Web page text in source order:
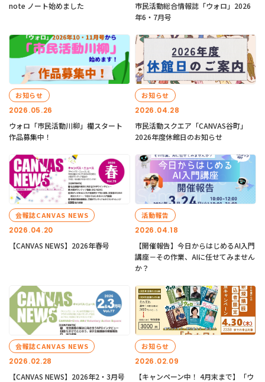
note ノート始めました
市民活動総合情報誌「ウォロ」2026
年6・7月号
2026.05.26
お知らせ
ウォロ「市民活動川柳」欄スタート
作品募集中！
2026.04.28
お知らせ
市民活動スクエア「CANVAS谷町」
2026年度休館日のお知らせ
2026.04.20
会報誌CANVAS NEWS
【CANVAS NEWS】2026年春号
2026.04.18
活動報告
【開催報告】今日からはじめるAI入門
講座－その作業、AIに任せてみません
か？
2026.02.28
会報誌CANVAS NEWS
【CANVAS NEWS】2026年2・3月号
2026.02.09
お知らせ
【キャンペーン中！ 4月末まで】「ウ